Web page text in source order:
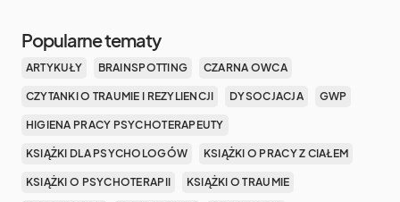
Popularne tematy
ARTYKUŁY BRAINSPOTTING CZARNA OWCA
CZYTANKI O TRAUMIE I REZYLIENCJI DYSOCJACJA GWP
HIGIENA PRACY PSYCHOTERAPEUTY
KSIĄŻKI DLA PSYCHOLOGÓW KSIĄŻKI O PRACY Z CIAŁEM
KSIĄŻKI O PSYCHOTERAPII KSIĄŻKI O TRAUMIE